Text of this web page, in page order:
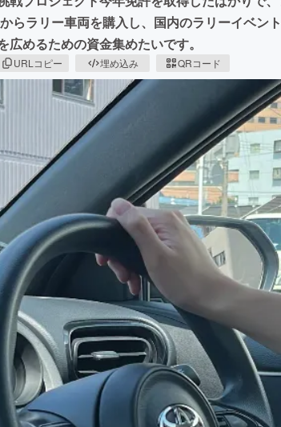
らラリー車両を購入し、国内のラリーイベン
めるための資金集めたいです。
URLコピー 埋め込み QRコード